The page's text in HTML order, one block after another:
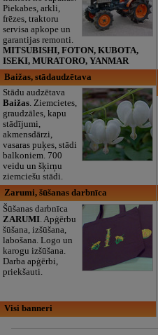
Piekabes, arkli,
frēzes, traktoru
servisa apkope un
garantijas remonti.
MITSUBISHI, FOTON, KUBOTA,
ISEKI, MURATORO, YANMAR
Baižas, stādaudzētava
Stādu audzētava
Baižas. Ziemcietes,
graudzāles, kapu
stādījumi,
akmensdārzi,
vasaras puķes, stādi
balkoniem. 700
veidu un šķirņu
ziemciešu stādi.
Zarumi, šūšanas darbnīca
Šūšanas darbnīca
ZARUMI. Apģērbu
šūšana, izšūšana,
labošana. Logo un
karogu izšūšana.
Darba apģērbi,
priekšauti.
Visi banneri